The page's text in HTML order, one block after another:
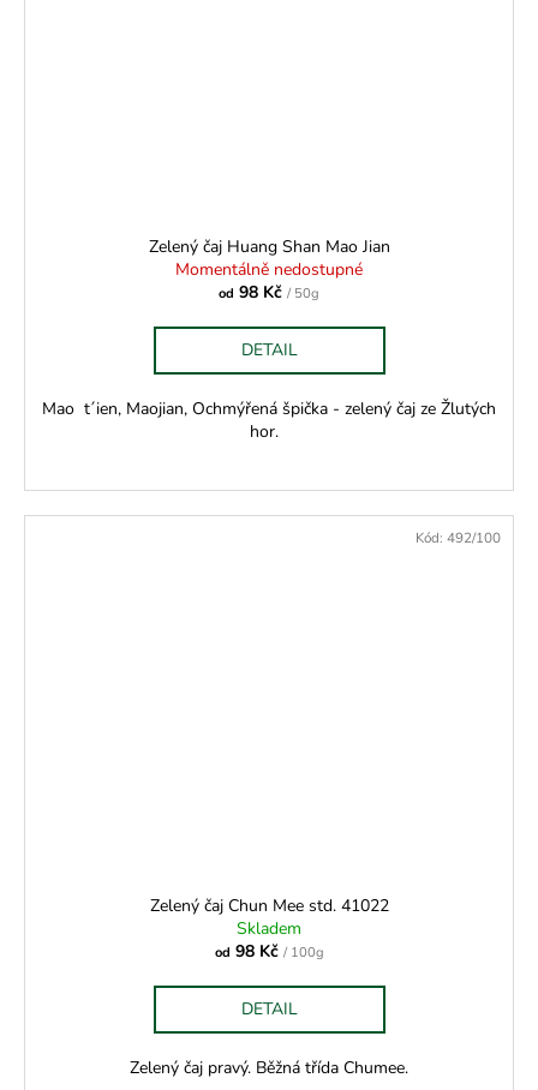
Zelený čaj Huang Shan Mao Jian
Momentálně nedostupné
od 98 Kč / 50g
DETAIL
Mao t´ien, Maojian, Ochmýřená špička - zelený čaj ze Žlutých
hor.
Zelený čaj Chun Mee std. 41022
Skladem
od 98 Kč / 100g
DETAIL
Zelený čaj pravý. Běžná třída Chumee.
Kód: 492/100